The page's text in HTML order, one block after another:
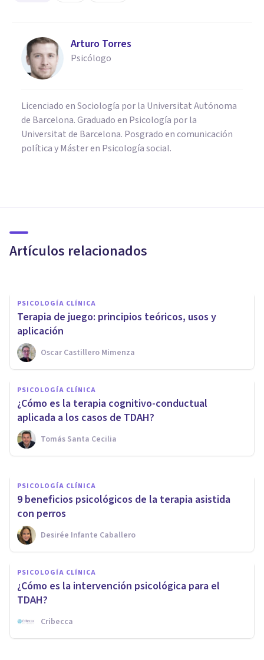
Arturo Torres
Psicólogo
Licenciado en Sociología por la Universitat Autónoma
de Barcelona. Graduado en Psicología por la
Universitat de Barcelona. Posgrado en comunicación
política y Máster en Psicología social.
Artículos relacionados
causas y síntomas)
PSICOLOGÍA CLÍNICA
Terapia de juego: principios teóricos, usos y
aplicación
Oscar Castillero Mimenza
PSICOLOGÍA CLÍNICA
¿Cómo es la terapia cognitivo-conductual
aplicada a los casos de TDAH?
Tomás Santa Cecilia
​Arteterapia: terapia
psicológica a través del arte
Jonathan García-Allen
PSICOLOGÍA CLÍNICA
9 beneficios psicológicos de la terapia asistida
con perros
Desirée Infante Caballero
PSICOLOGÍA CLÍNICA
¿Cómo es la intervención psicológica para el
TDAH?
Cribecca